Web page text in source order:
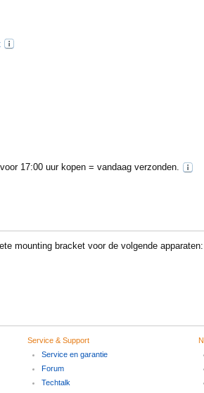
17:00 uur kopen = vandaag verzonden.
mounting bracket voor de volgende apparaten:
Service & Support
Service en garantie
Forum
Techtalk